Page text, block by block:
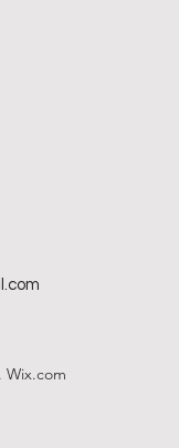
Wix.com